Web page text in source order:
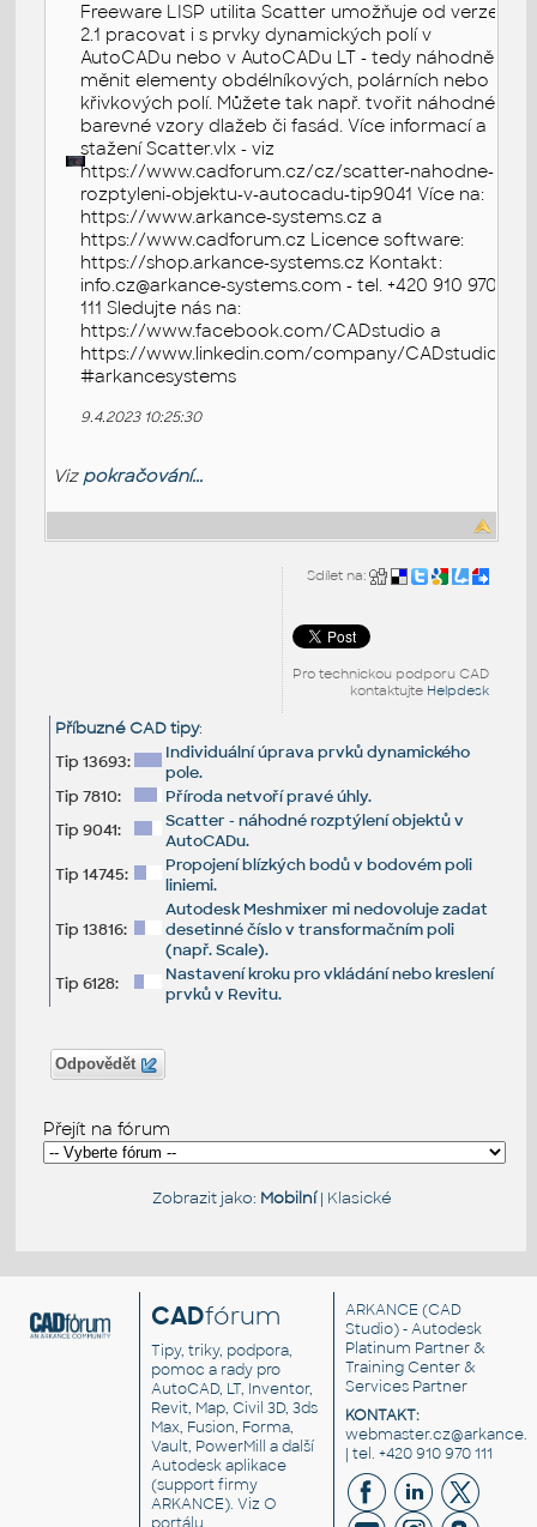
Freeware LISP utilita Scatter umožňuje od verze
2.1 pracovat i s prvky dynamických polí v
AutoCADu nebo v AutoCADu LT - tedy náhodně
měnit elementy obdélníkových, polárních nebo
křivkových polí. Můžete tak např. tvořit náhodné
barevné vzory dlažeb či fasád. Více informací a
stažení Scatter.vlx - viz
https://www.cadforum.cz/cz/scatter-nahodne-
rozptyleni-objektu-v-autocadu-tip9041 Více na:
https://www.arkance-systems.cz a
https://www.cadforum.cz Licence software:
https://shop.arkance-systems.cz Kontakt:
info.cz@arkance-systems.com - tel. +420 910 970
111 Sledujte nás na:
https://www.facebook.com/CADstudio a
https://www.linkedin.com/company/CADstudio
#arkancesystems
9.4.2023 10:25:30
Viz pokračování...
Sdílet na:
Pro technickou podporu CAD
kontaktujte Helpdesk
Příbuzné CAD tipy:
Tip 13693:
Individuální úprava prvků dynamického
pole.
Tip 7810:
Příroda netvoří pravé úhly.
Tip 9041:
Scatter - náhodné rozptýlení objektů v
AutoCADu.
Tip 14745:
Propojení blízkých bodů v bodovém poli
liniemi.
Tip 13816:
Autodesk Meshmixer mi nedovoluje zadat
desetinné číslo v transformačním poli
(např. Scale).
Tip 6128:
Nastavení kroku pro vkládání nebo kreslení
prvků v Revitu.
Odpovědět
Přejít na fórum
Zobrazit jako: Mobilní| Klasické
CADfórum
Tipy, triky, podpora,
pomoc a rady pro
AutoCAD, LT, Inventor,
Revit, Map, Civil 3D, 3ds
Max, Fusion, Forma,
Vault, PowerMill a další
Autodesk aplikace
(support firmy
ARKANCE). VizO
ARKANCE (CAD
Studio) - Autodesk
Platinum Partner &
Training Center &
Services Partner
KONTAKT:
| tel. +420 910 970 111